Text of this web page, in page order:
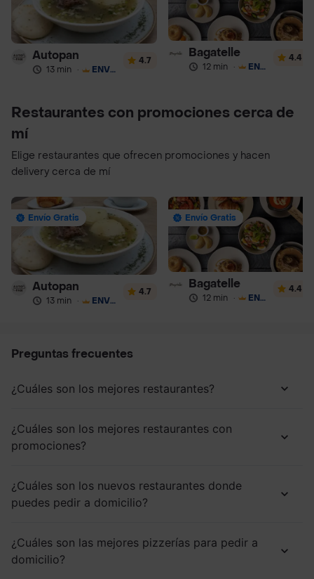
Autopan
13 min · ENVÍO GRATIS
4.7
Bagatelle
12 min · ENVÍO GRATIS
4.4
Restaurantes con promociones cerca de
mí
Elige restaurantes que ofrecen promociones y hacen
delivery cerca de mí
Envío Gratis
Autopan
13 min · ENVÍO GRATIS
4.7
Envío Gratis
Bagatelle
12 min · ENVÍO GRATIS
4.4
Preguntas frecuentes
¿Cuáles son los mejores restaurantes?
¿Cuáles son los mejores restaurantes con
promociones?
¿Cuáles son los nuevos restaurantes donde
puedes pedir a domicilio?
¿Cuáles son las mejores pizzerías para pedir a
domicilio?